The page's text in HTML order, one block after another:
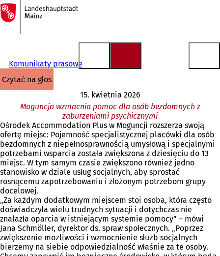
Przejdź do treści
Do
strony
głównej
Komunikaty prasowe
czytać na głos
15. kwietnia 2026
Moguncja wzmacnia pomoc dla osób bezdomnych z
zaburzeniami psychicznymi
Ośrodek Accommodation Plus w Moguncji rozszerza swoją
ofertę miejsc: Pojemność specjalistycznej placówki dla osób
bezdomnych z niepełnosprawnością umysłową i specjalnymi
potrzebami wsparcia została zwiększona z dziesięciu do 13
miejsc. W tym samym czasie zwiększono również jedno
stanowisko w dziale usług socjalnych, aby sprostać
rosnącemu zapotrzebowaniu i złożonym potrzebom grupy
docelowej.
„Za każdym dodatkowym miejscem stoi osoba, która często
doświadczyła wielu trudnych sytuacji i dotychczas nie
znalazła oparcia w istniejącym systemie pomocy” – mówi
Jana Schmöller, dyrektor ds. spraw społecznych. „Poprzez
zwiększenie możliwości i wzmocnienie służb socjalnych
bierzemy na siebie odpowiedzialność właśnie za te osoby.